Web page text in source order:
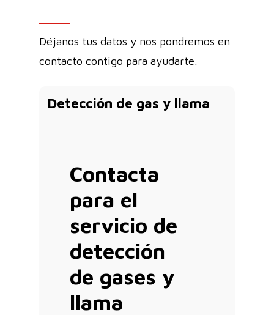
Déjanos tus datos y nos pondremos en
contacto contigo para ayudarte.
Detección de gas y llama
Contacta
para el
servicio de
detección
de gases y
llama